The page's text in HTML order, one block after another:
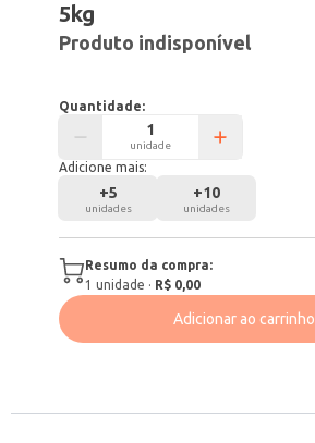
5kg
Produto indisponível
Quantidade:
unidade
Adicione mais:
+5
unidades
+10
unidades
Resumo da compra:
1 unidade · R$ 0,00
Adicionar ao carrinho